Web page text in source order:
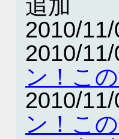
追加
2010/
2010/
ン！こ
2010/
ン！こ